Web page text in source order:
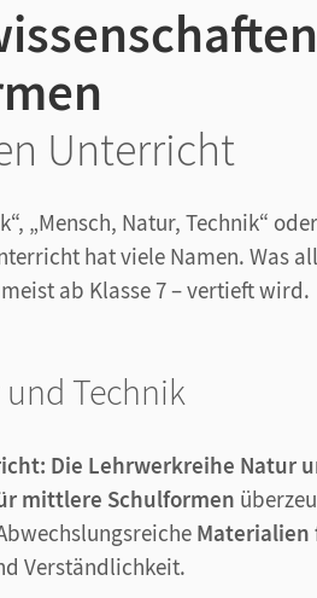
Unterricht
„Mensch, Natur, Technik“
hat viele Namen. Was
ab Klasse 7 – vertieft wird.
Technik
Die Lehrwerkreihe Natur
mittlere Schulformen
Materialien
Verständlichkeit.